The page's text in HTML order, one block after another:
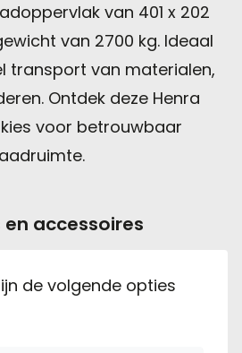
van 401 x 202
van 2700 kg. Ideaal
transport van materialen,
Ontdek deze Henra
voor betrouwbaar
en accessoires
de volgende opties